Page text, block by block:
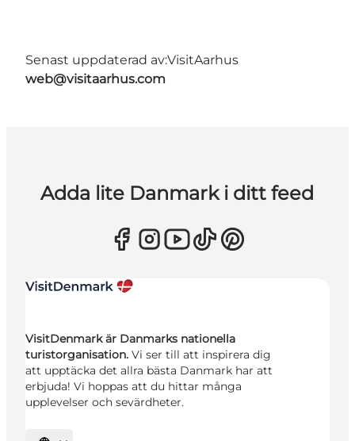
Senast uppdaterad av:VisitAarhus
web@visitaarhus.com
Adda lite Danmark i ditt feed
VisitDenmark är Danmarks nationella
turistorganisation. Vi ser till att inspirera dig
att upptäcka det allra bästa Danmark har att
erbjuda! Vi hoppas att du hittar många
upplevelser och sevärdheter.